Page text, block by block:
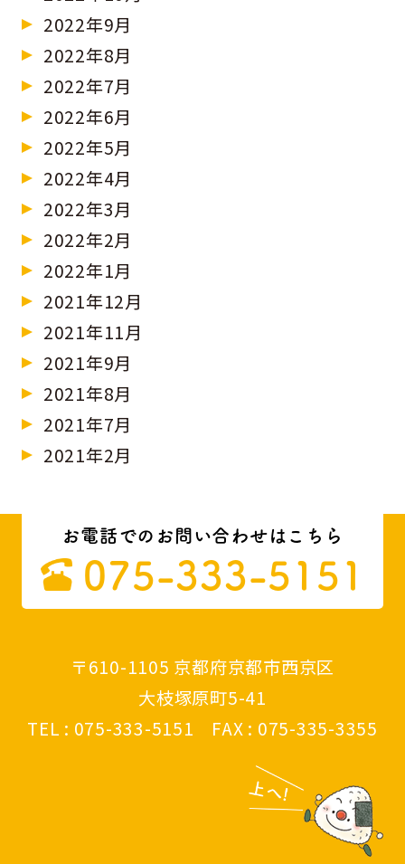
2022年9月
2022年8月
2022年7月
2022年6月
2022年5月
2022年4月
2022年3月
2022年2月
2022年1月
2021年12月
2021年11月
2021年9月
2021年8月
2021年7月
2021年2月
お電話でのお問い合わせはこちら
075-333-5151
〒610-1105 京都府京都市西京区
大枝塚原町5-41
TEL : 075-333-5151 FAX : 075-335-3355